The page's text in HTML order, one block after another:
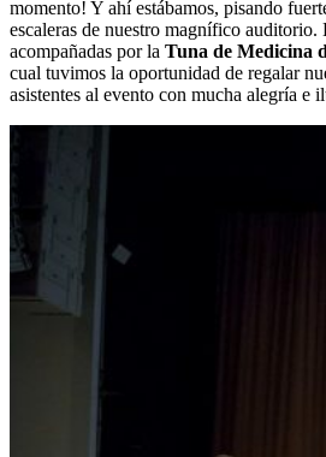
momento! Y ahí estábamos, pisando
escaleras de nuestro magnífico
acompañadas por la Tuna de Medicina
cual tuvimos la oportunidad de regalar
asistentes al evento con mucha alegría e